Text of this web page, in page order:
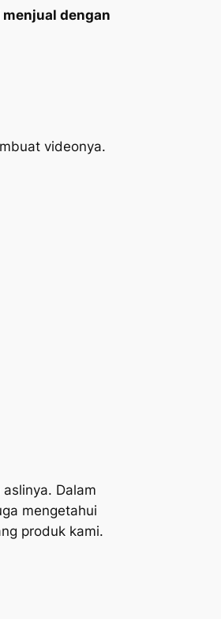
dengan
videonya.
Dalam
mengetahui
produk kami.